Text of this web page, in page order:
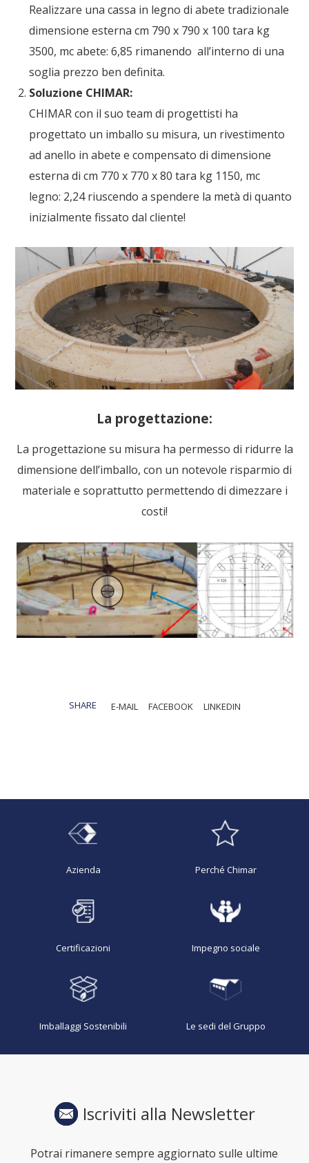
Realizzare unacassa in legno di abete tradizionale
dimensione esterna cm 790 x 790 x 100 tara kg
3500, mc abete: 6,85 rimanendo all’interno di una
soglia prezzo ben definita.
Soluzione CHIMAR:
CHIMAR con il suo team di progettisti ha
progettato un imballo su misura, un rivestimento
ad anello in abete e compensato di dimensione
esterna di cm 770 x 770 x 80 tara kg 1150, mc
legno: 2,24 riuscendo a spendere la metà di quanto
inizialmente fissato dal cliente!
La progettazione:
La progettazione su misura ha permesso di ridurre la
dimensione dell’imballo, con un notevole risparmio di
materiale e soprattutto permettendo di dimezzare i
costi!
SHARE E-MAIL FACEBOOK LINKEDIN
Azienda Perché Chimar
Certificazioni Impegno sociale
Imballaggi Sostenibili Le sedi del Gruppo
Iscriviti alla Newsletter
Potrai rimanere sempre aggiornato sulle ultime